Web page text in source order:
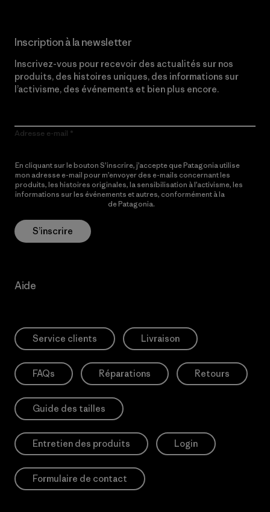
Inscription à la newsletter
Inscrivez-vous pour recevoir des actualités sur nos
produits, des histoires uniques, des informations sur
l’activisme, des événements et bien plus encore.
Adresse e-mail
En cliquant sur le bouton S’inscrire, j’accepte que Patagonia utilise
mon adresse e-mail pour m’envoyer des e-mails concernant les
produits, les histoires originales, la sensibilisation à l’activisme, les
informations sur les événements et autres, conformément à la
de Patagonia.
S’inscrire
Aide
Service clients Livraison
FAQs Réparations Retours
Guide des tailles
Entretien des produits Login
Formulaire de contact